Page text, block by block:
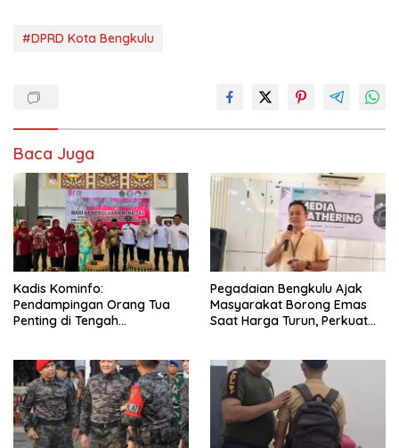
#DPRD Kota Bengkulu
Baca Juga
Kadis Kominfo:
Pendampingan Orang Tua
Penting di Tengah
Pegadaian Bengkulu Ajak
Masyarakat Borong Emas
Saat Harga Turun, Perkuat